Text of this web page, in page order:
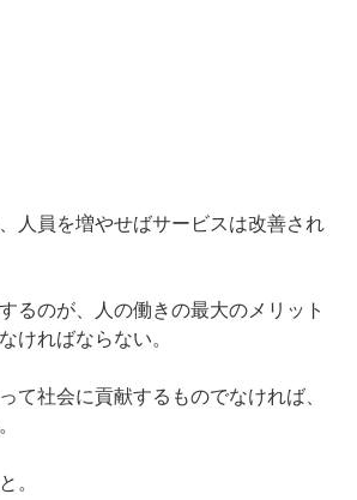
人員を増やせばサービスは改善され
るのが、人の働きの最大のメリット
ければならない。
て社会に貢献するものでなければ、
。